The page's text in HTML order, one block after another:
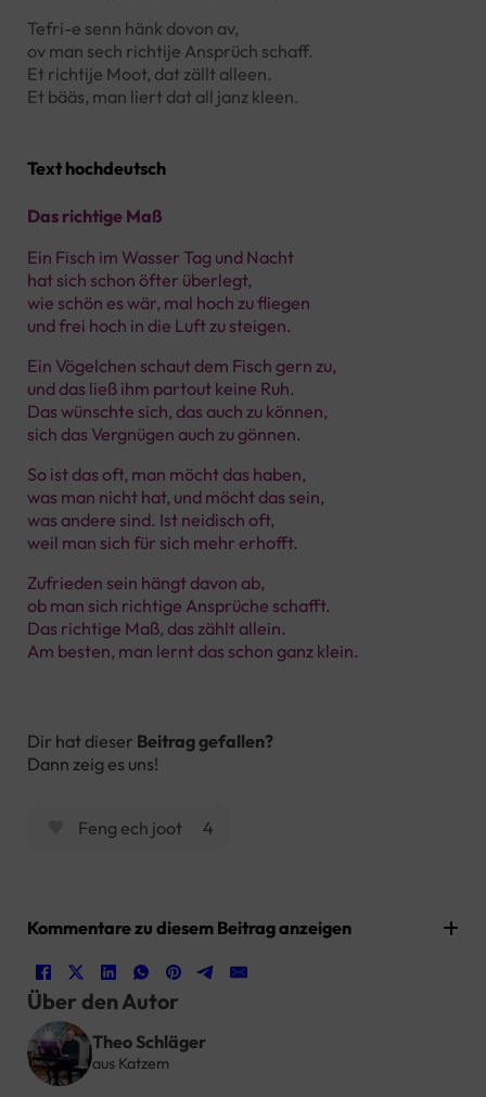
Tefri-e senn hänk dovon av,
ov man sech richtije Ansprüch schaff.
Et richtije Moot, dat zällt alleen.
Et bääs, man liert dat all janz kleen.
Text hochdeutsch
Das richtige Maß
Ein Fisch im Wasser Tag und Nacht
hat sich schon öfter überlegt,
wie schön es wär, mal hoch zu fliegen
und frei hoch in die Luft zu steigen.
Ein Vögelchen schaut dem Fisch gern zu,
und das ließ ihm partout keine Ruh.
Das wünschte sich, das auch zu können,
sich das Vergnügen auch zu gönnen.
So ist das oft, man möcht das haben,
was man nicht hat, und möcht das sein,
was andere sind. Ist neidisch oft,
weil man sich für sich mehr erhofft.
Zufrieden sein hängt davon ab,
ob man sich richtige Ansprüche schafft.
Das richtige Maß, das zählt allein.
Am besten, man lernt das schon ganz klein.
Dir hat dieser Beitrag gefallen?
Dann zeig es uns!
Feng ech joot 4
Kommentare zu diesem Beitrag anzeigen
Über den Autor
Theo Schläger
aus Katzem